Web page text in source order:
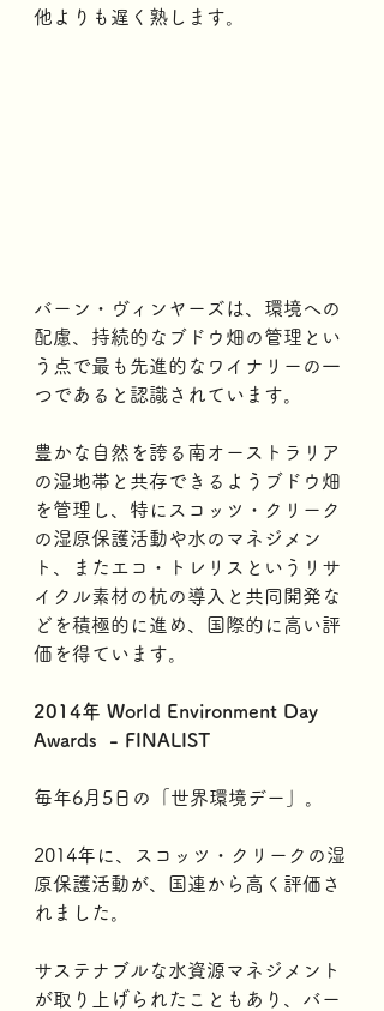
他よりも遅く熟します。
バーン・ヴィンヤーズは、環境への
配慮、持続的なブドウ畑の管理とい
う点で最も先進的なワイナリーの一
つであると認識されています。
豊かな自然を誇る南オーストラリア
の湿地帯と共存できるようブドウ畑
を管理し、特にスコッツ・クリーク
の湿原保護活動や水のマネジメン
ト、またエコ・トレリスというリサ
イクル素材の杭の導入と共同開発な
どを積極的に進め、国際的に高い評
価を得ています。
2014年 World Environment Day
Awards  - FINALIST
毎年6月5日の「世界環境デー」。
2014年に、スコッツ・クリークの湿
原保護活動が、国連から高く評価さ
れました。
サステナブルな水資源マネジメント
が取り上げられたこともあり、バー